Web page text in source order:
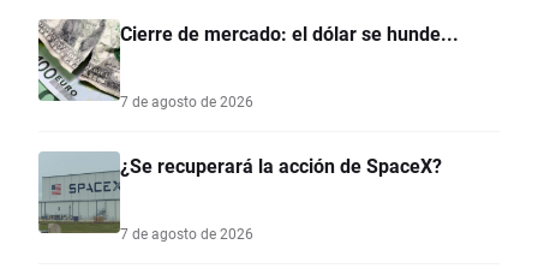
Cierre de mercado: el dólar se hunde...
7 de agosto de 2026
¿Se recuperará la acción de SpaceX?
7 de agosto de 2026